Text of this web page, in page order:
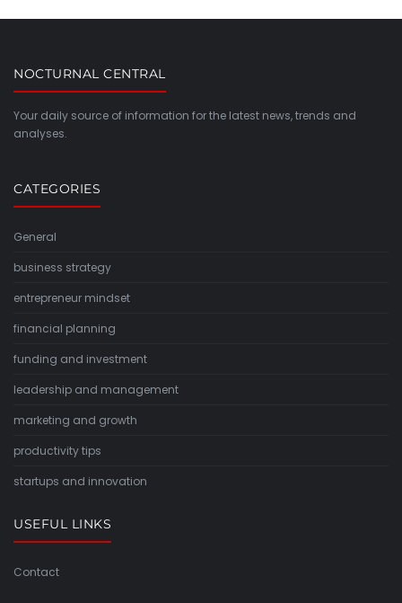
NOCTURNAL CENTRAL
Your daily source of information for the latest news, trends and
analyses.
CATEGORIES
General
business strategy
entrepreneur mindset
financial planning
funding and investment
leadership and management
marketing and growth
productivity tips
startups and innovation
USEFUL LINKS
Contact